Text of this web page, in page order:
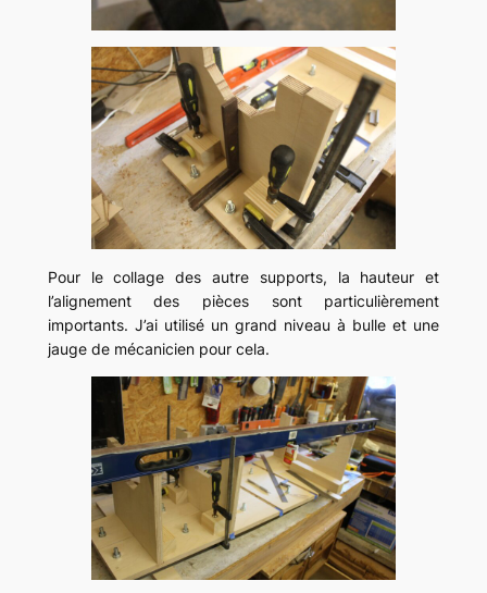
Pour le collage des autre supports, la hauteur et
l’alignement des pièces sont particulièrement
importants. J’ai utilisé un grand niveau à bulle et une
jauge de mécanicien pour cela.